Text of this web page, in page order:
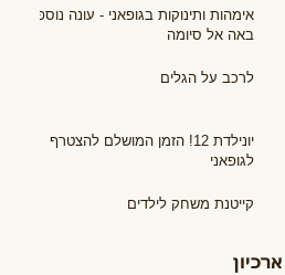
אימהות ותינוקות בגופאני - עונה נוספת
באה אל סיומה
לרכב על הגלים
יונילדת 12! הזמן המושלם להצטרף
לגופאני
קייטנת משחק לילדים
ארכיון